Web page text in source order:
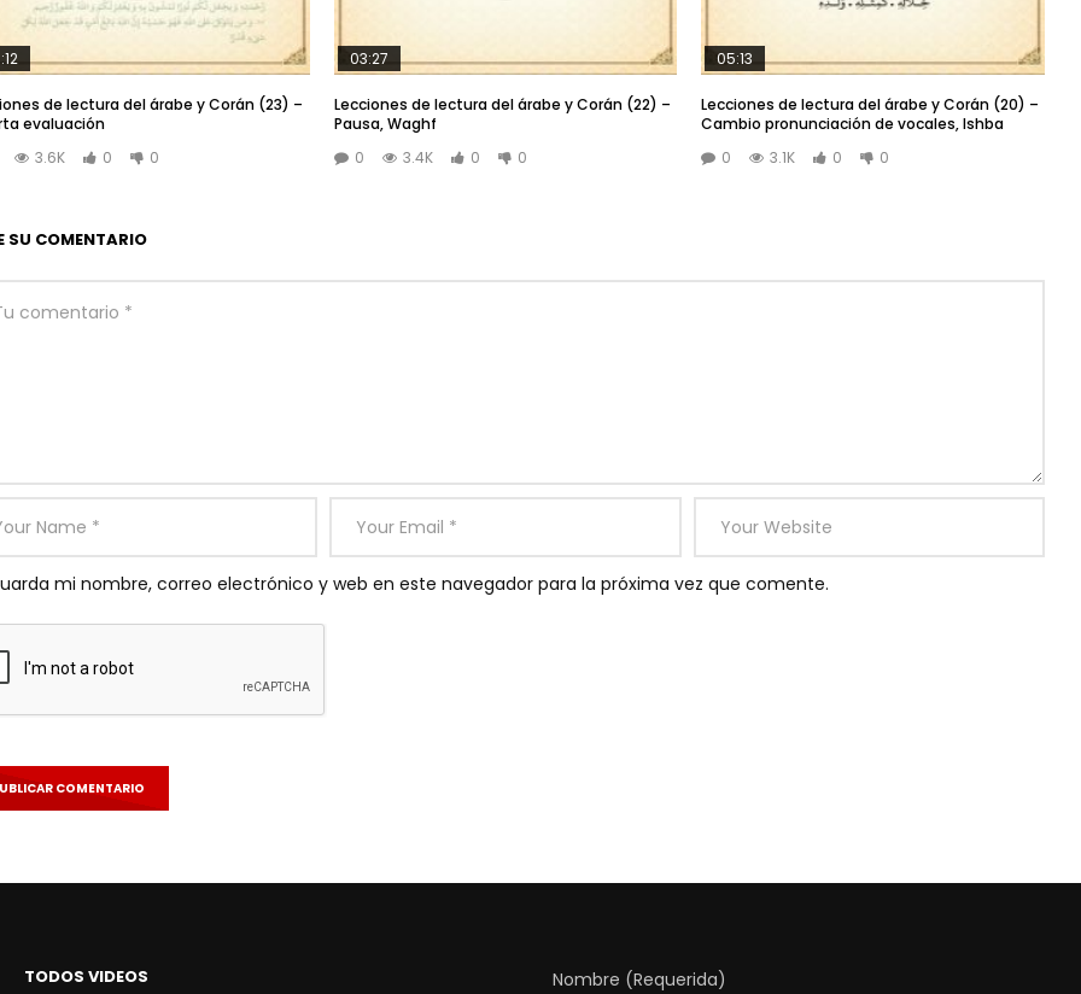
de lectura del árabe y Corán (23) –
evaluación
3.6K
0 0
03:27
Lecciones de lectura del árabe y Corán (22) –
Pausa, Waghf
0
3.4K 0 0
05:13
Lecciones de lectura del árabe y Corán (20) –
Cambio pronunciación de vocales, Ishba
0
3.1K 0 0
SU COMENTARIO
mi nombre, correo electrónico y web en este navegador para la próxima vez que comente.
TODOS VIDEOS Nombre (Requerida)